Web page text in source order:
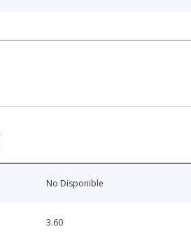
No Disponible
3.60